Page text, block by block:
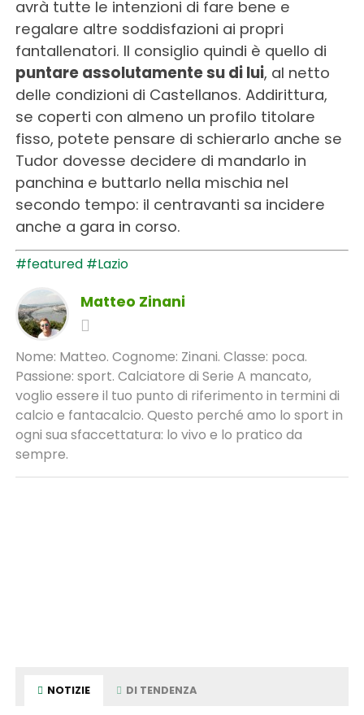
avrà tutte le intenzioni di fare bene e
regalare altre soddisfazioni ai propri
fantallenatori. Il consiglio quindi è quello di
puntare assolutamente su di lui, al netto
delle condizioni di Castellanos. Addirittura,
se coperti con almeno un profilo titolare
fisso, potete pensare di schierarlo anche se
Tudor dovesse decidere di mandarlo in
panchina e buttarlo nella mischia nel
secondo tempo: il centravanti sa incidere
anche a gara in corso.
#featured #Lazio
Matteo Zinani
Nome: Matteo. Cognome: Zinani. Classe: poca.
Passione: sport. Calciatore di Serie A mancato,
voglio essere il tuo punto di riferimento in termini di
calcio e fantacalcio. Questo perché amo lo sport in
ogni sua sfaccettatura: lo vivo e lo pratico da
sempre.
NOTIZIE DI TENDENZA